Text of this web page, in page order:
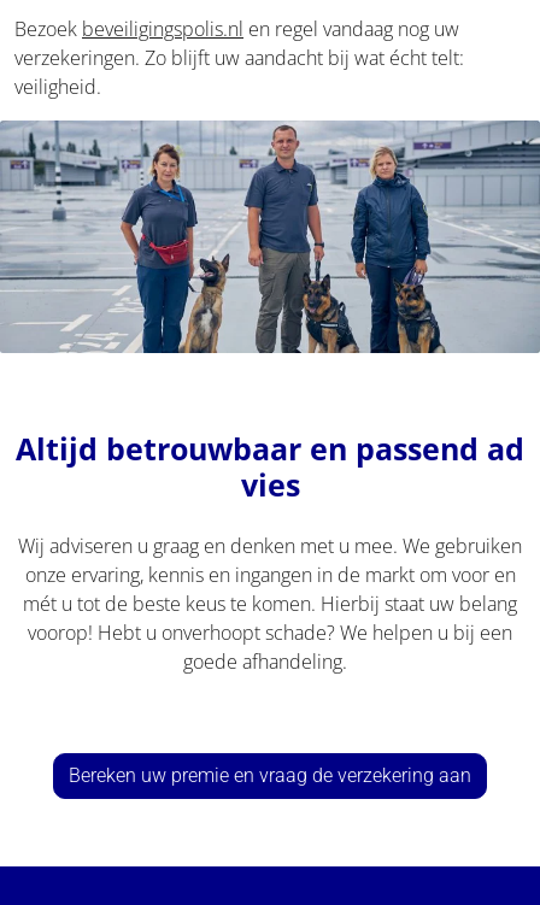
Bezoek beveiligingspolis.nl en regel vandaag nog uw
verzekeringen. Zo blijft uw aandacht bij wat écht telt:
veiligheid.
Altijd betrouwbaar en passend ad
vies
Wij adviseren u graag en denken met u mee. We gebruiken
onze ervaring, kennis en ingangen in de markt om voor en
mét u tot de beste keus te komen. Hierbij staat uw belang
voorop! Hebt u onverhoopt schade? We helpen u bij een
goede afhandeling.
Bereken uw premie en vraag de verzekering aan